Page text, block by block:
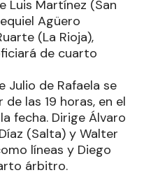
Luis Martínez (San
Agüero
(La Rioja),
de cuarto
Julio de Rafaela se
las 19 horas, en el
fecha. Dirige Álvaro
(Salta) y Walter
líneas y Diego
árbitro.